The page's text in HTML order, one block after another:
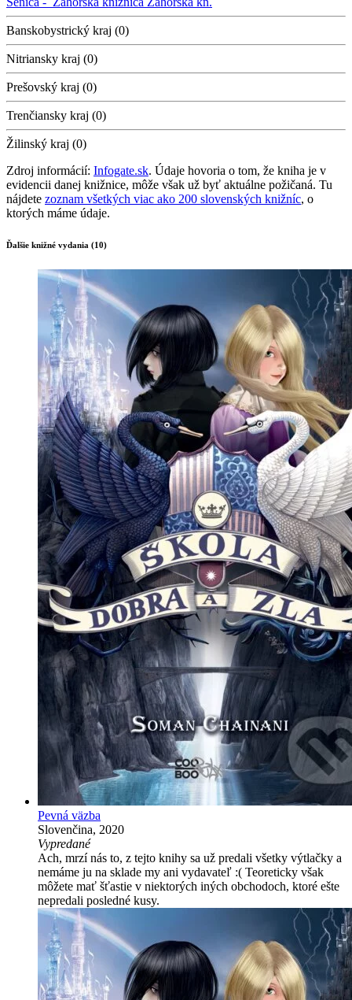
Banskobystrický kraj (0)
Nitriansky kraj (0)
Prešovský kraj (0)
Trenčiansky kraj (0)
Žilinský kraj (0)
Zdroj informácií: Infogate.sk. Údaje hovoria o tom, že kniha je v
evidencii danej knižnice, môže však už byť aktuálne požičaná. Tu
nájdete zoznam všetkých viac ako 200 slovenských knižníc, o
ktorých máme údaje.
Ďalšie knižné vydania (10)
Pevná väzba
Slovenčina, 2020
Vypredané
Ach, mrzí nás to, z tejto knihy sa už predali všetky výtlačky a
nemáme ju na sklade my ani vydavateľ :( Teoreticky však
môžete mať šťastie v niektorých iných obchodoch, ktoré ešte
nepredali posledné kusy.